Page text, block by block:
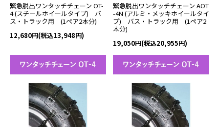
緊急脱出ワンタッチチェーン OT-
4 (スチールホイールタイプ) バ
ス・トラック用 (1ペア2本分)
12,680円(税込13,948円)
緊急脱出ワンタッチチェーン AOT
-4N (アルミ・メッキホイールタイ
プ) バス・トラック用 (1ペア2
本分)
19,050円(税込20,955円)